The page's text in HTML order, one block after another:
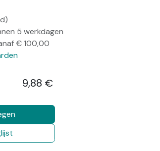
5 werkdagen
€ 100,00
9,88 €